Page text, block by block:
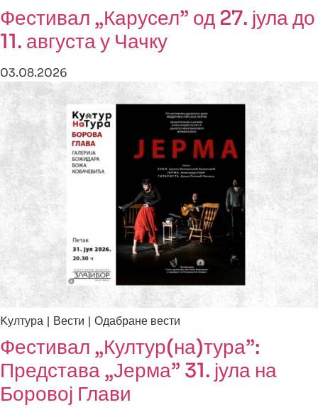
Фестивал „Карусел” од 27. јула до
11. августа у Чачку
03.08.2026
Kултура | Вести | Одабране вести
Фестивал „Култур(на)тура”:
Представа „Јерма” 31. јула на
Боровој Глави